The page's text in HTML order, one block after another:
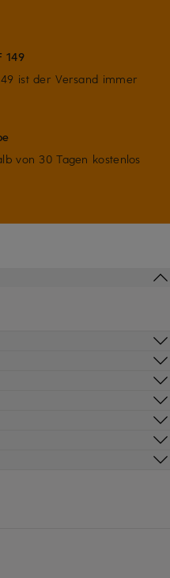
149
ist der Versand immer
von 30 Tagen kostenlos